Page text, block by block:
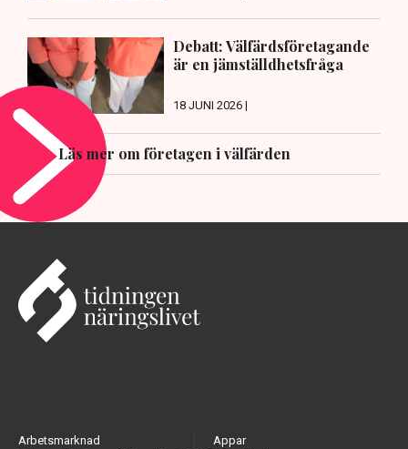
Debatt: Välfärdsföretagande
är en jämställdhetsfråga
18 JUNI 2026 |
Läs mer om företagen i välfärden
Arbetsmarknad
Appar